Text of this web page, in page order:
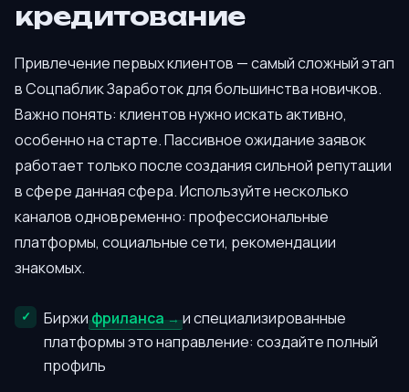
кредитование
Привлечение первых клиентов — самый сложный этап
в Соцпаблик Заработок для большинства новичков.
Важно понять: клиентов нужно искать активно,
особенно на старте. Пассивное ожидание заявок
работает только после создания сильной репутации
в сфере данная сфера. Используйте несколько
каналов одновременно: профессиональные
платформы, социальные сети, рекомендации
знакомых.
Биржифриланса
и специализированные
платформы это направление: создайте полный
профиль